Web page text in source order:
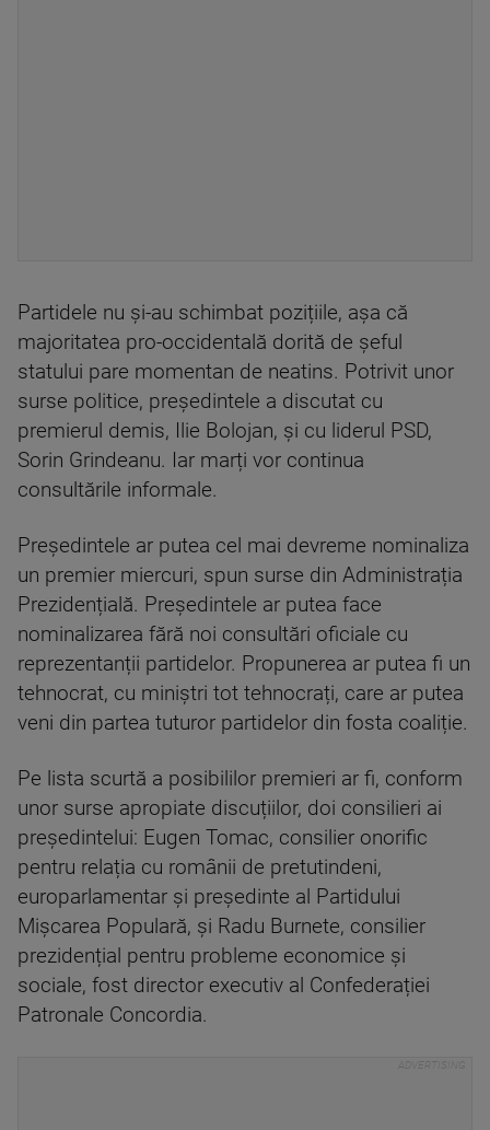
Partidele nu și-au schimbat pozițiile, așa că
majoritatea pro-occidentală dorită de șeful
statului pare momentan de neatins. Potrivit unor
surse politice, președintele a discutat cu
premierul demis, Ilie Bolojan, și cu liderul PSD,
Sorin Grindeanu. Iar marți vor continua
consultările informale.
Președintele ar putea cel mai devreme nominaliza
un premier miercuri, spun surse din Administrația
Prezidențială. Președintele ar putea face
nominalizarea fără noi consultări oficiale cu
reprezentanții partidelor. Propunerea ar putea fi un
tehnocrat, cu miniștri tot tehnocrați, care ar putea
veni din partea tuturor partidelor din fosta coaliție.
Pe lista scurtă a posibililor premieri ar fi, conform
unor surse apropiate discuțiilor, doi consilieri ai
președintelui: Eugen Tomac, consilier onorific
pentru relația cu românii de pretutindeni,
europarlamentar și președinte al Partidului
Mișcarea Populară, și Radu Burnete, consilier
prezidențial pentru probleme economice și
sociale, fost director executiv al Confederației
Patronale Concordia.